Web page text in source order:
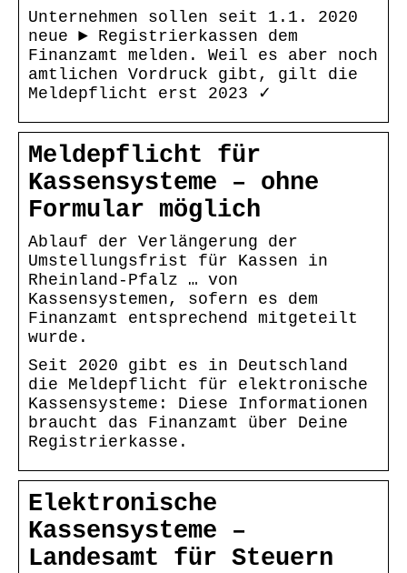
Unternehmen sollen seit 1.1. 2020
neue ► Registrierkassen dem
Finanzamt melden. Weil es aber noch
amtlichen Vordruck gibt, gilt die
Meldepflicht erst 2023 ✓
Meldepflicht für
Kassensysteme – ohne
Formular möglich
Ablauf der Verlängerung der
Umstellungsfrist für Kassen in
Rheinland-Pfalz … von
Kassensystemen, sofern es dem
Finanzamt entsprechend mitgeteilt
wurde.
Seit 2020 gibt es in Deutschland
die Meldepflicht für elektronische
Kassensysteme: Diese Informationen
braucht das Finanzamt über Deine
Registrierkasse.
Elektronische
Kassensysteme –
Landesamt für Steuern